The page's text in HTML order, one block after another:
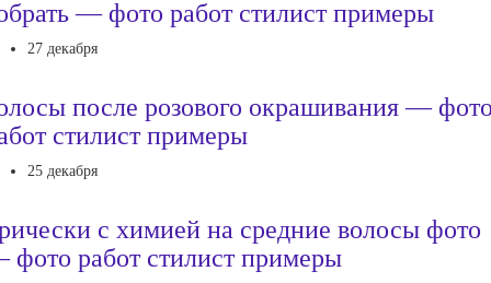
— фото работ стилист примеры
27 декабря
после розового окрашивания —
стилист примеры
25 декабря
с химией на средние волосы фото
работ стилист примеры